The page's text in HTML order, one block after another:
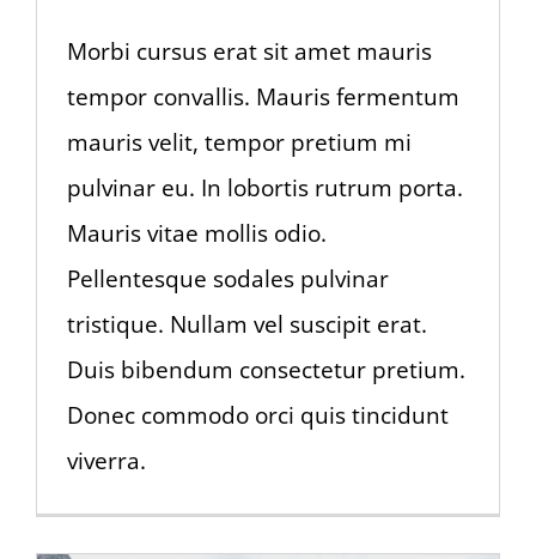
Morbi cursus erat sit amet mauris
tempor convallis. Mauris fermentum
mauris velit, tempor pretium mi
pulvinar eu. In lobortis rutrum porta.
Mauris vitae mollis odio.
Pellentesque sodales pulvinar
tristique. Nullam vel suscipit erat.
Duis bibendum consectetur pretium.
Donec commodo orci quis tincidunt
viverra.